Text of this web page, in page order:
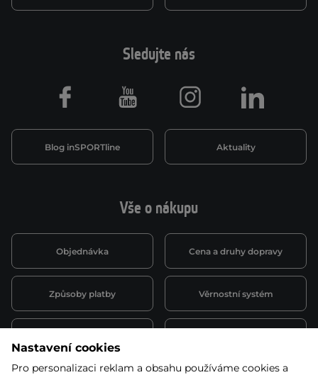
Vše o nákupu
Objednávka Cena a druhy dopravy
Způsoby platby Věrnostní systém
Sledujte nás
Blog inSPORTline Aktuality
Facebook Youtube Instagram LinkedIn
Nastavení cookies
Pro personalizaci reklam a obsahu používáme cookies a